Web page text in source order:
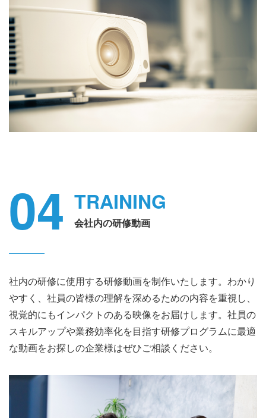
04 TRAINING
会社内の研修動画
社内の研修に使用する研修動画を制作いたします。わかり
やすく、社員の皆様の理解を深めるための内容を重視し、
視覚的にもインパクトのある映像をお届けします。社員の
スキルアップや業務効率化を目指す研修プログラムに最適
な動画をお探しの企業様はぜひご相談ください。